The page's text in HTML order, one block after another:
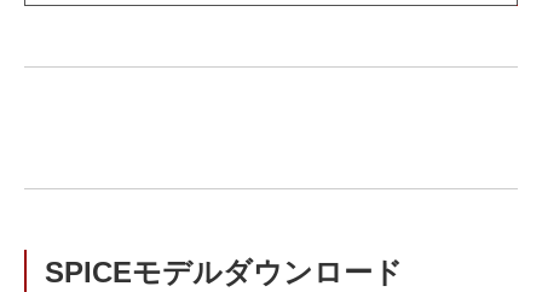
SPICEモデルダウンロード